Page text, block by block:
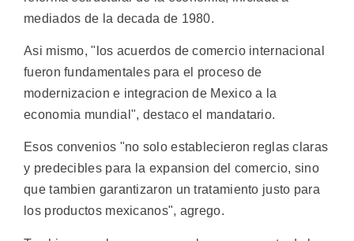
mediados de la decada de 1980.
Asi mismo, "los acuerdos de comercio internacional
fueron fundamentales para el proceso de
modernizacion e integracion de Mexico a la
economia mundial", destaco el mandatario.
Esos convenios "no solo establecieron reglas claras
y predecibles para la expansion del comercio, sino
que tambien garantizaron un tratamiento justo para
los productos mexicanos", agrego.